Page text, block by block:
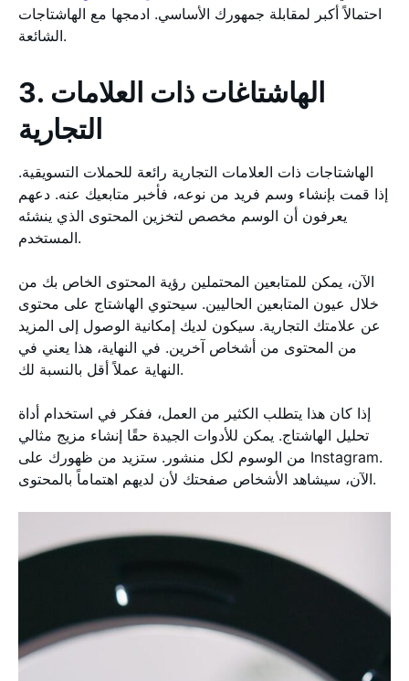
احتمالاً أكبر لمقابلة جمهورك الأساسي. ادمجها مع الهاشتاجات
الشائعة.
3. الهاشتاغات ذات العلامات
التجارية
الهاشتاجات ذات العلامات التجارية رائعة للحملات التسويقية.
إذا قمت بإنشاء وسم فريد من نوعه، فأخبر متابعيك عنه. دعهم
يعرفون أن الوسم مخصص لتخزين المحتوى الذي ينشئه
المستخدم.
الآن، يمكن للمتابعين المحتملين رؤية المحتوى الخاص بك من
خلال عيون المتابعين الحاليين. سيحتوي الهاشتاج على محتوى
عن علامتك التجارية. سيكون لديك إمكانية الوصول إلى المزيد
من المحتوى من أشخاص آخرين. في النهاية، هذا يعني في
النهاية عملاً أقل بالنسبة لك.
إذا كان هذا يتطلب الكثير من العمل، ففكر في استخدام أداة
تحليل الهاشتاج. يمكن للأدوات الجيدة حقًا إنشاء مزيج مثالي
من الوسوم لكل منشور. ستزيد من ظهورك على Instagram.
الآن، سيشاهد الأشخاص صفحتك لأن لديهم اهتماماً بالمحتوى.